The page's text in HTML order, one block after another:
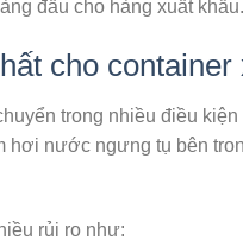
đầu cho hàng xuất khẩu.
cho container
trong nhiều điều
hơi nước ngưng tụ bên
rủi ro như: